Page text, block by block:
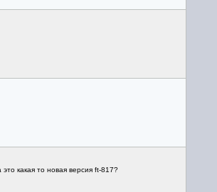
какая то новая версия ft-817?